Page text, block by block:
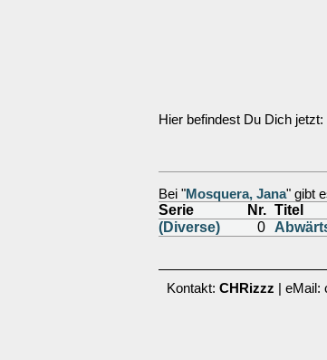
Hier befindest Du Dich jetzt:
Bei "Mosquera, Jana" gibt
Serie Nr. Titel
(Diverse)
0
Kontakt: CHRizzz | eMail: